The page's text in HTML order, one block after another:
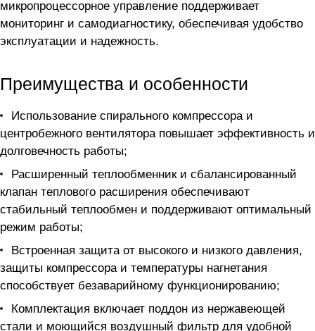
микропроцессорное управление поддерживает
мониторинг и самодиагностику, обеспечивая удобство
эксплуатации и надежность.
Преимущества и особенности
Использование спирального компрессора и
центробежного вентилятора повышает эффективность и
долговечность работы;
Расширенный теплообменник и сбалансированный
клапан теплового расширения обеспечивают
стабильный теплообмен и поддерживают оптимальный
режим работы;
Встроенная защита от высокого и низкого давления,
защиты компрессора и температуры нагнетания
способствует безаварийному функционированию;
Комплектация включает поддон из нержавеющей
стали и моющийся воздушный фильтр для удобной